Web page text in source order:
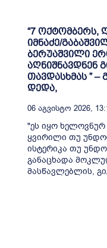
“7 ოქტომბერს,
იმნაძე/
ბერუაშვილი
აღნიშნავდნენ
თავდასხმას ” –
დედა,
06 Აგვისტო 2026,
"ეს იყო
ყვირილი თუ
ისტერიკა თუ
განაცხადა
მასწავლებლის,